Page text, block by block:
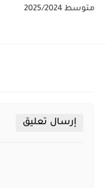
متوسط 2025/2024
إرسال تعليق